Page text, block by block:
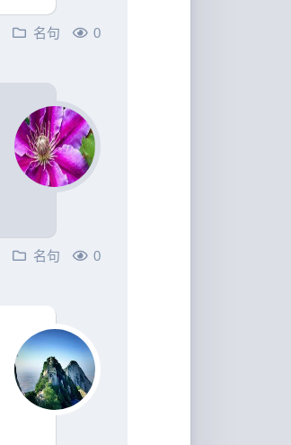
名句 0
名句 0